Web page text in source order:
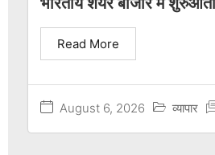
August 6, 2026 व्यापार
Read More